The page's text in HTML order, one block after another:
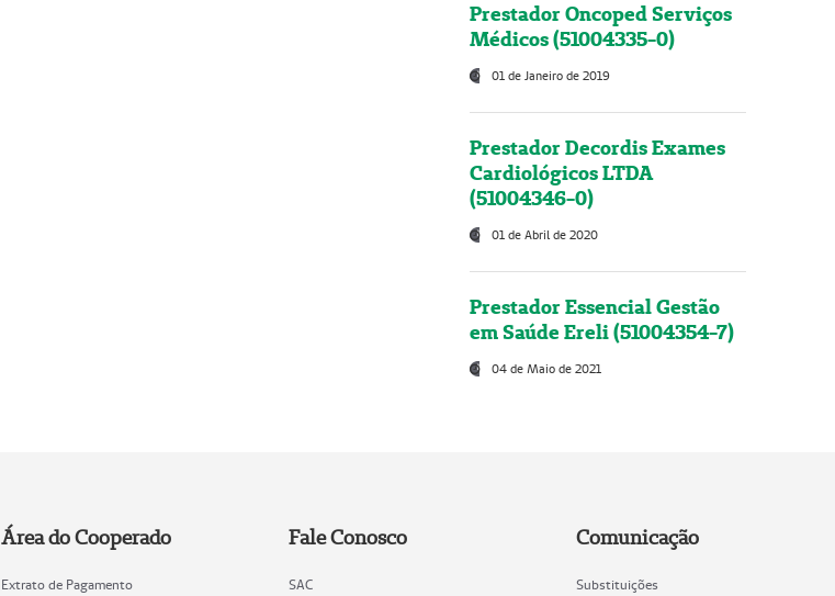
Prestador Oncoped Serviços
Médicos (51004335-0)
01 de Janeiro de 2019
Prestador Decordis Exames
Cardiológicos LTDA
(51004346-0)
01 de Abril de 2020
Prestador Essencial Gestão
em Saúde Ereli (51004354-7)
04 de Maio de 2021
Área do Cooperado
Extrato de Pagamento
Fale Conosco
SAC
Comunicação
Substituições